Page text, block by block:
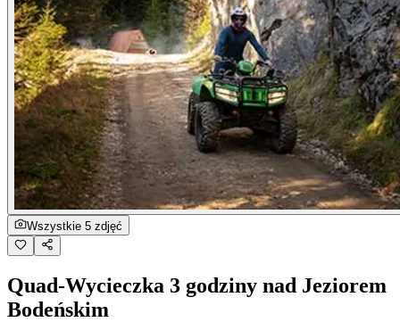
Wszystkie 5 zdjęć
Quad-Wycieczka 3 godziny nad Jeziorem
Bodeńskim